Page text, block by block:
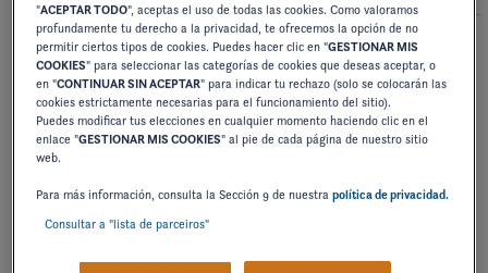
MANUAL DE USUARIO
310 HORIZION
"ACEPTAR TODO", aceptas el uso de todas las cookies. Como valoramos
profundamente tu derecho a la privacidad, te ofrecemos la opción de no
permitir ciertos tipos de cookies. Puedes hacer clic en "GESTIONAR MIS
COOKIES" para seleccionar las categorías de cookies que deseas aceptar, o
en "CONTINUAR SIN ACEPTAR" para indicar tu rechazo (solo se colocarán las
cookies estrictamente necesarias para el funcionamiento del sitio).
Puedes modificar tus elecciones en cualquier momento haciendo clic en el
enlace "GESTIONAR MIS COOKIES" al pie de cada página de nuestro sitio
web.
Para más información, consulta la Sección 9 de nuestrapolítica de privacidad.
Consultar a "lista de parceiros"